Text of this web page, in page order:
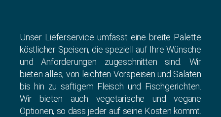
Unser Lieferservice umfasst eine breite Palette
köstlicher Speisen, die speziell auf Ihre Wünsche
und Anforderungen zugeschnitten sind. Wir
bieten alles, von leichten Vorspeisen und Salaten
bis hin zu saftigem Fleisch und Fischgerichten.
Wir bieten auch vegetarische und vegane
Optionen, so dass jeder auf seine Kosten kommt.